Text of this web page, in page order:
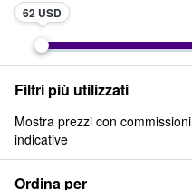
62 USD
Filtri più utilizzati
Mostra prezzi con commissioni
indicative
Ordina per